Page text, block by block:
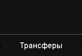
Трансферы